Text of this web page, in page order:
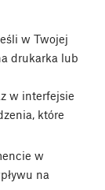
w Twojej
drukarka lub
w interfejsie
które
w
na